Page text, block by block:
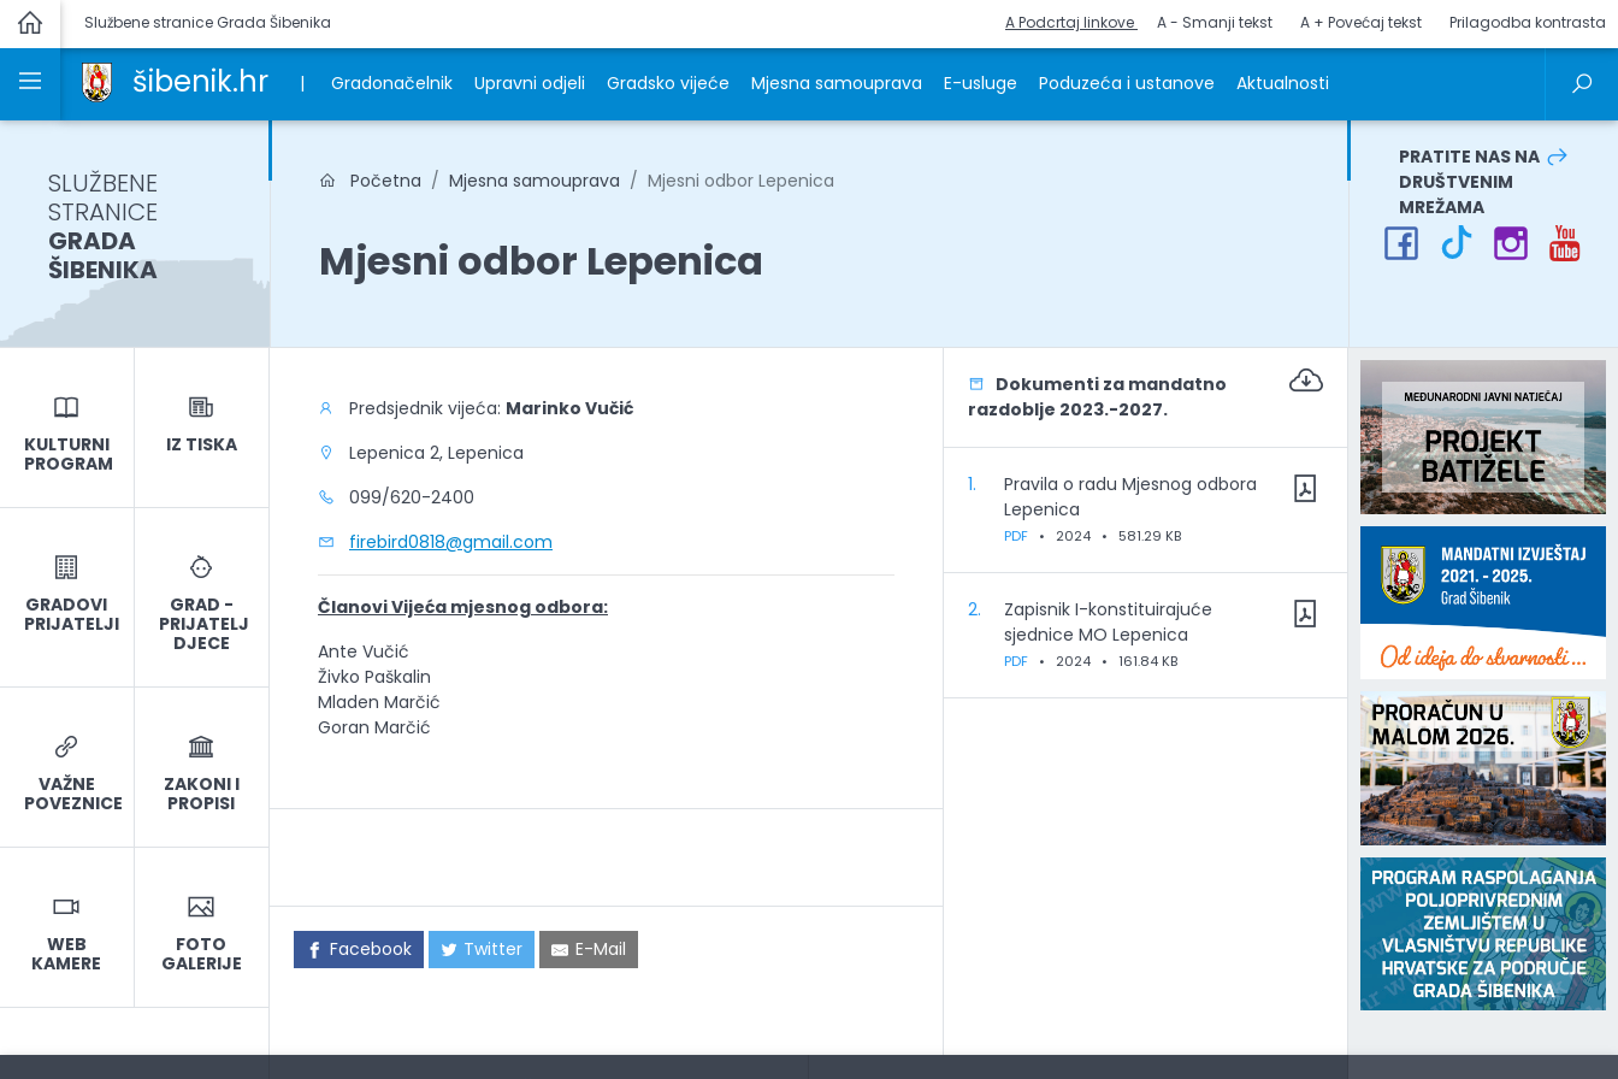
Službene stranice Grada Šibenika A Podcrtaj linkove A - Smanji tekst A + Povećaj tekst Prilagodba kontrasta
šibenik.hr | Gradonačelnik Upravni odjeli Gradsko vijeće Mjesna samouprava E-usluge Poduzeća i ustanove Aktualnosti
SLUŽBENE
STRANICE
GRADA
ŠIBENIKA
Početna Mjesna samouprava Mjesni odbor Lepenica
Mjesni odbor Lepenica
PRATITE NAS NA
DRUŠTVENIM
MREŽAMA
KULTURNI
PROGRAM
IZ TISKA
GRADOVI
PRIJATELJI
GRAD -
PRIJATELJ
DJECE
VAŽNE
POVEZNICE
ZAKONI I
PROPISI
WEB
KAMERE
FOTO
GALERIJE
Predsjednik vijeća: Marinko Vučić
Lepenica 2, Lepenica
099/620-2400
firebird0818@gmail.com
Članovi Vijeća mjesnog odbora:
Ante Vučić
Živko Paškalin
Mladen Marčić
Goran Marčić
Facebook Twitter E-Mail
Dokumenti za mandatno
razdoblje 2023.-2027.
1.
Pravila o radu Mjesnog odbora
Lepenica
PDF • 2024 • 581.29 KB
2.
Zapisnik I-konstituirajuće
sjednice MO Lepenica
PDF • 2024 • 161.84 KB